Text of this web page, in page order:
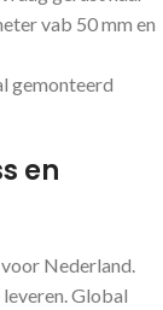
vab 50 mm en
gemonteerd
en
Nederland.
Global